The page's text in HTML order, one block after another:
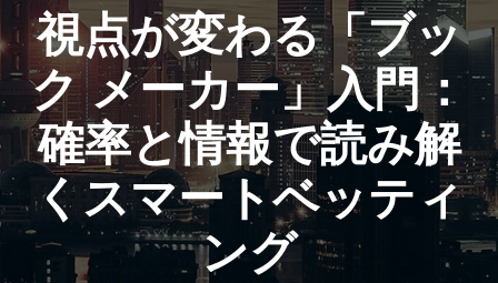
視点が変わる「ブッ
ク メーカー」入門：
確率と情報で読み解
くスマートベッティ
ング